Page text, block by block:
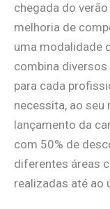
chegada do
melhoria de
uma modalidade
combina
para cada
necessita, ao seu
lançamento da
com 50% de
diferentes áreas
realizadas até ao